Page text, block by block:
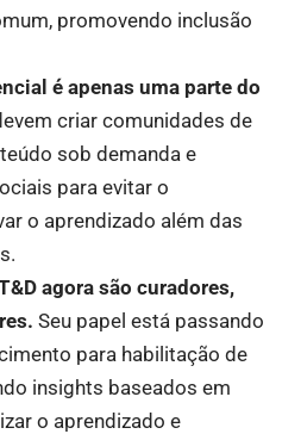
promovendo inclusão
é apenas uma parte do
criar comunidades de
sob demanda e
para evitar o
o aprendizado além das
agora são curadores,
Seu papel está passando
para habilitação de
insights baseados em
o aprendizado e